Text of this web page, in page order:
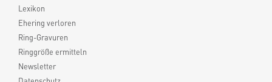
Lexikon
Ehering verloren
Ring-Gravuren
Ringgröße ermitteln
Newsletter